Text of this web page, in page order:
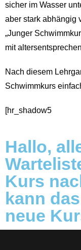
sicher im Wasser
aber stark abhängig
„Junger
mit
Nach diesem
Schwimmkurs
[hr_shadow5
Hallo,
Kurs
kann
neue